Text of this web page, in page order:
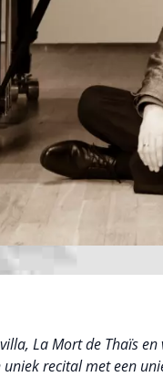
La Mort de Thaïs
recital met een